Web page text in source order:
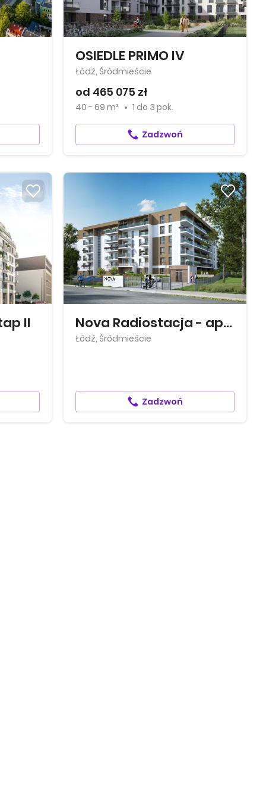
OSIEDLE PRIMO IV
Łódź, Śródmieście
od 465 075 zł
40 - 69 m² 1 do 3 pok.
Zadzwoń
II Nova Radiostacja - apartamenty inwes...
Łódź, Śródmieście
Zadzwoń